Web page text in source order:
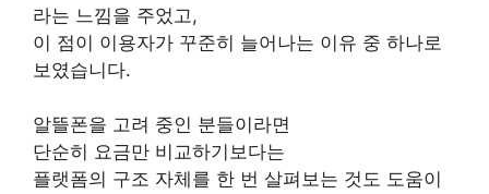
라는 느낌을 주었고,
이 점이 이용자가 꾸준히 늘어나는 이유 중 하나로
보였습니다.
알뜰폰을 고려 중인 분들이라면
단순히 요금만 비교하기보다는
플랫폼의 구조 자체를 한 번 살펴보는 것도 도움이